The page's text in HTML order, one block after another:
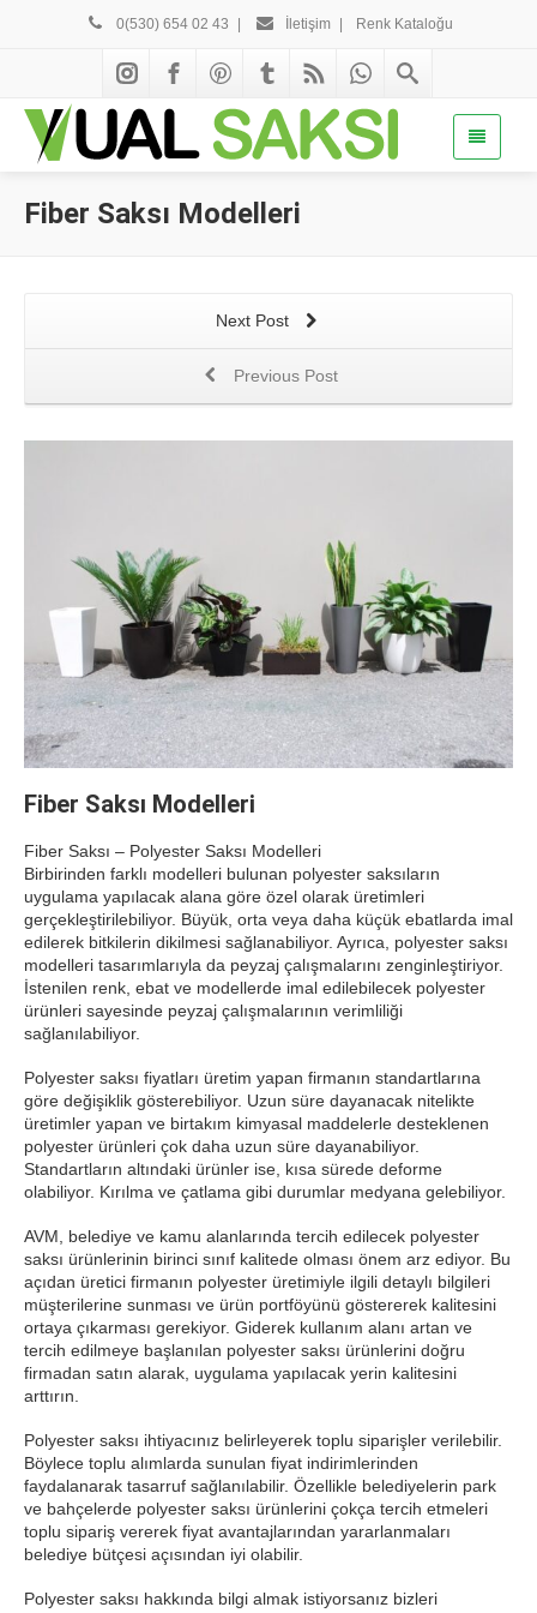
0(530) 654 02 43 İletişim Renk Kataloğu
Fiber Saksı Modelleri
Next Post
Previous Post
Fiber Saksı Modelleri
Fiber Saksı – Polyester Saksı Modelleri
Birbirinden farklı modelleri bulunan polyester saksıların
uygulama yapılacak alana göre özel olarak üretimleri
gerçekleştirilebiliyor. Büyük, orta veya daha küçük ebatlarda imal
edilerek bitkilerin dikilmesi sağlanabiliyor. Ayrıca, polyester saksı
modelleri tasarımlarıyla da peyzaj çalışmalarını zenginleştiriyor.
İstenilen renk, ebat ve modellerde imal edilebilecek polyester
ürünleri sayesinde peyzaj çalışmalarının verimliliği
sağlanılabiliyor.
Polyester saksı fiyatları üretim yapan firmanın standartlarına
göre değişiklik gösterebiliyor. Uzun süre dayanacak nitelikte
üretimler yapan ve birtakım kimyasal maddelerle desteklenen
polyester ürünleri çok daha uzun süre dayanabiliyor.
Standartların altındaki ürünler ise, kısa sürede deforme
olabiliyor. Kırılma ve çatlama gibi durumlar medyana gelebiliyor.
AVM, belediye ve kamu alanlarında tercih edilecek polyester
saksı ürünlerinin birinci sınıf kalitede olması önem arz ediyor. Bu
açıdan üretici firmanın polyester üretimiyle ilgili detaylı bilgileri
müşterilerine sunması ve ürün portföyünü göstererek kalitesini
ortaya çıkarması gerekiyor. Giderek kullanım alanı artan ve
tercih edilmeye başlanılan polyester saksı ürünlerini doğru
firmadan satın alarak, uygulama yapılacak yerin kalitesini
arttırın.
Polyester saksı ihtiyacınız belirleyerek toplu siparişler verilebilir.
Böylece toplu alımlarda sunulan fiyat indirimlerinden
faydalanarak tasarruf sağlanılabilir. Özellikle belediyelerin park
ve bahçelerde polyester saksı ürünlerini çokça tercih etmeleri
toplu sipariş vererek fiyat avantajlarından yararlanmaları
belediye bütçesi açısından iyi olabilir.
Polyester saksı hakkında bilgi almak istiyorsanız bizleri